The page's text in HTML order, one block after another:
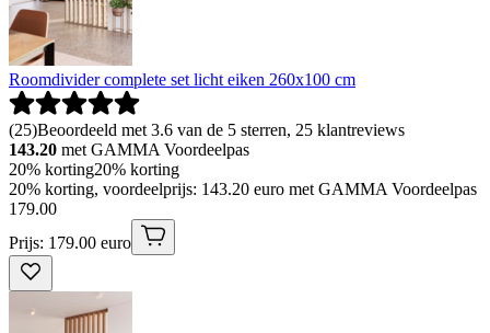
Roomdivider complete set licht eiken 260x100 cm
(25)Beoordeeld met 3.6 van de 5 sterren, 25 klantreviews
143.20 met GAMMA Voordeelpas
20% korting20% korting
20% korting, voordeelprijs: 143.20 euro met GAMMA Voordeelpas
179.00
Prijs: 179.00 euro